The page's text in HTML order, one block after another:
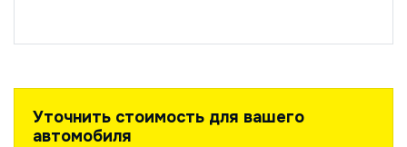
Уточнить стоимость для вашего
автомобиля